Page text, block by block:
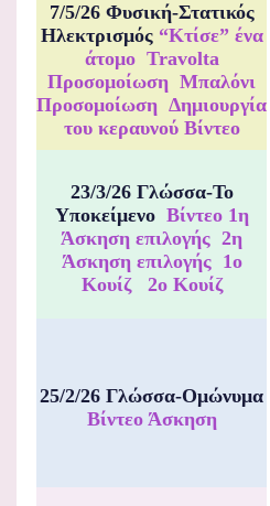
7/5/26 Φυσική-Στατικός
Ηλεκτρισμός “Κτίσε” ένα
άτομο Travolta
Προσομοίωση Μπαλόνι
Προσομοίωση Δημιουργία
του κεραυνού Βίντεο
23/3/26 Γλώσσα-Το
Υποκείμενο Βίντεο 1η
Άσκηση επιλογής 2η
Άσκηση επιλογής 1ο
Κουίζ
2ο Κουίζ
25/2/26 Γλώσσα-Ομώνυμα
Βίντεο Άσκηση